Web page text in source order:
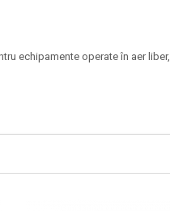
echipamente operate în aer